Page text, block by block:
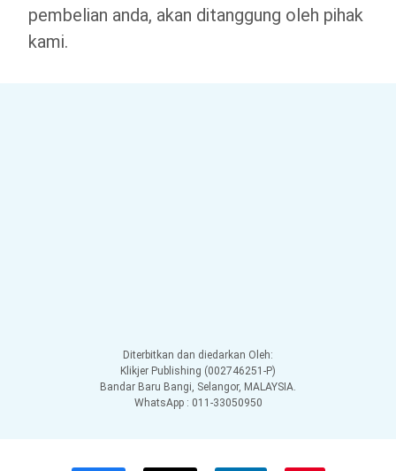
pembelian anda, akan ditanggung oleh pihak
kami.
Diterbitkan dan diedarkan Oleh:
Klikjer Publishing (002746251-P)
Bandar Baru Bangi, Selangor, MALAYSIA.
WhatsApp : 011-33050950